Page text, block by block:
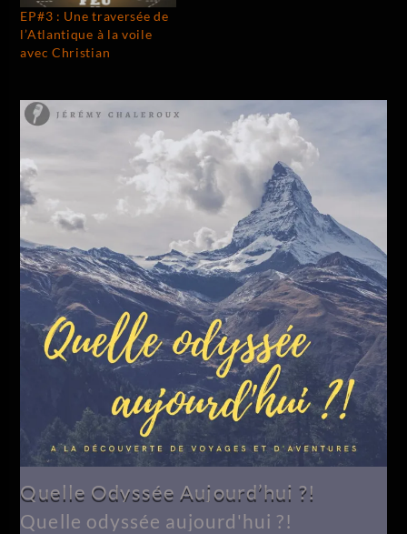
EP#3 : Une traversée de
l’Atlantique à la voile
avec Christian
Quelle Odyssée Aujourd’hui ?!
Quelle odyssée aujourd'hui ?!